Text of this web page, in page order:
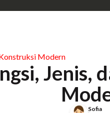
Modern
Sofia